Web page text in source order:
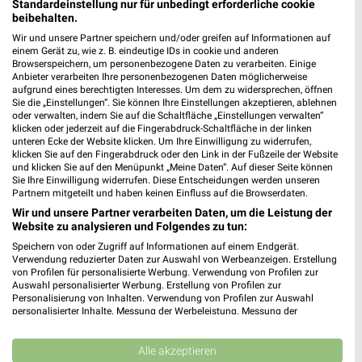
10,8 km
Angebote ab 03.08.
Noch morgen gültig
33,7 km
Dieter Knoll
Gültig bis Fr. 14.08.
Opti Wohnwelt
48,4 km
XXXLutz
Standardeinstellung nur für unbedingt erforderliche cookie
beibehalten.
Wir und unsere Partner speichern und/oder greifen auf Informationen auf
einem Gerät zu, wie z. B. eindeutige IDs in cookie und anderen
Browserspeichern, um personenbezogene Daten zu verarbeiten. Einige
Anbieter verarbeiten Ihre personenbezogenen Daten möglicherweise
aufgrund eines berechtigten Interesses. Um dem zu widersprechen, öffnen
Sie die „Einstellungen“. Sie können Ihre Einstellungen akzeptieren, ablehnen
oder verwalten, indem Sie auf die Schaltfläche „Einstellungen verwalten“
klicken oder jederzeit auf die Fingerabdruck-Schaltfläche in der linken
unteren Ecke der Website klicken. Um Ihre Einwilligung zu widerrufen,
klicken Sie auf den Fingerabdruck oder den Link in der Fußzeile der Website
und klicken Sie auf den Menüpunkt „Meine Daten“. Auf dieser Seite können
Sie Ihre Einwilligung widerrufen. Diese Entscheidungen werden unseren
Partnern mitgeteilt und haben keinen Einfluss auf die Browserdaten.
Wir und unsere Partner verarbeiten Daten, um die Leistung der
Website zu analysieren und Folgendes zu tun:
Speichern von oder Zugriff auf Informationen auf einem Endgerät.
Verwendung reduzierter Daten zur Auswahl von Werbeanzeigen. Erstellung
von Profilen für personalisierte Werbung. Verwendung von Profilen zur
Auswahl personalisierter Werbung. Erstellung von Profilen zur
Personalisierung von Inhalten. Verwendung von Profilen zur Auswahl
personalisierter Inhalte. Messung der Werbeleistung. Messung der
Kombinationen von Daten aus verschiedenen Quellen. Entwicklung und
Verbesserung der Angebote. Verwendung reduzierter Daten zur Auswahl
Alle akzeptieren